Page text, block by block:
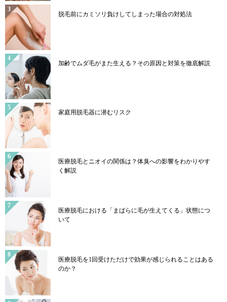
脱毛前にカミソリ負けしてしまった場合の対処法
加齢でムダ毛がまた生える？その原因と対策を徹底解説
家庭用脱毛器に潜むリスク
医療脱毛とニオイの関係は？体臭への影響をわかりやす
く解説
医療脱毛における「まばらに毛が生えてくる」状態につ
いて
医療脱毛を1回受けただけで効果が感じられることはある
のか？